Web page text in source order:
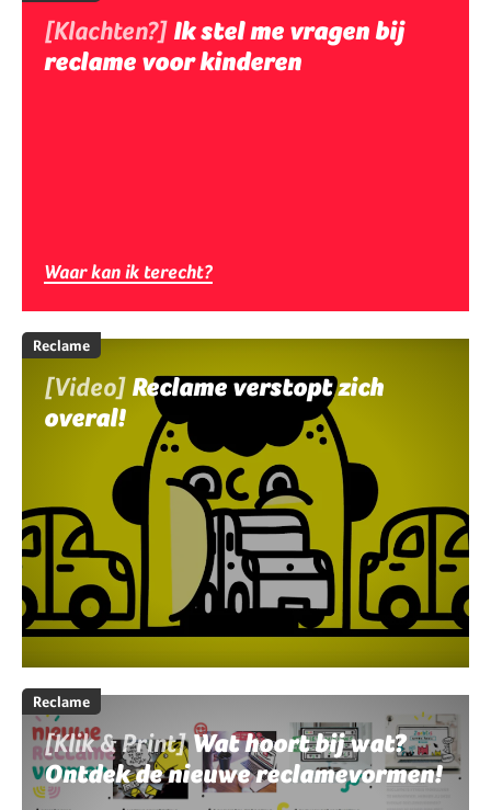
[Klachten?] Ik stel me vragen bij
reclame voor kinderen
Waar kan ik terecht?
Reclame
[Video] Reclame verstopt zich
overal!
Reclame
[Klik & Print]Wat hoort bij wat?
Ontdek de nieuwe reclamevormen!